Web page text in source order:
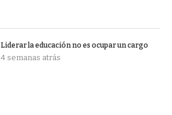
Liderar la educación no es ocupar un cargo
4 semanas atrás